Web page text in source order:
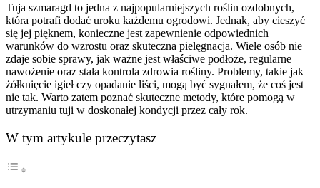
Tuja szmaragd to jedna z najpopularniejszych roślin ozdobnych,
która potrafi dodać uroku każdemu ogrodowi. Jednak, aby cieszyć
się jej pięknem, konieczne jest zapewnienie odpowiednich
warunków do wzrostu oraz skuteczna pielęgnacja. Wiele osób nie
zdaje sobie sprawy, jak ważne jest właściwe podłoże, regularne
nawożenie oraz stała kontrola zdrowia rośliny. Problemy, takie jak
żółknięcie igieł czy opadanie liści, mogą być sygnałem, że coś jest
nie tak. Warto zatem poznać skuteczne metody, które pomogą w
utrzymaniu tuji w doskonałej kondycji przez cały rok.
W tym artykule przeczytasz